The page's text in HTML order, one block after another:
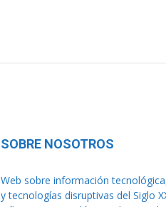
SOBRE NOSOTROS
Web sobre información
y tecnologías disruptivas del Siglo